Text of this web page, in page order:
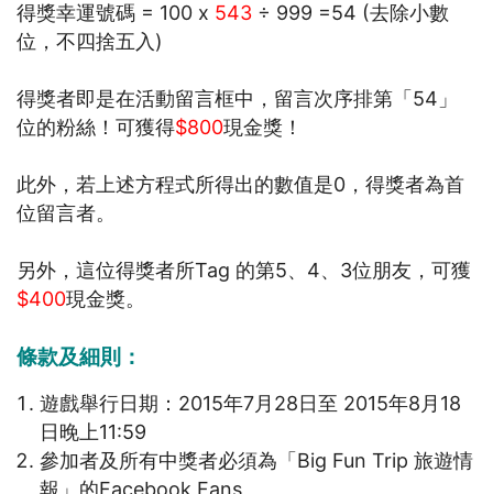
得獎幸運號碼 = 100 x 543 ÷ 999 =54 (去除小數
位，不四捨五入)
得獎者即是在活動留言框中，留言次序排第「54」
位的粉絲！可獲得$800現金獎！
此外，若上述方程式所得出的數值是0，得獎者為首
位留言者。
另外，這位得獎者所Tag 的第5、4、3位朋友，可獲
$400現金獎。
條款及細則 ：
遊戲舉行日期：2015年7月28日至 2015年8月18
日晚上11:59
參加者及所有中獎者必須為「Big Fun Trip 旅遊情
報」的Facebook Fans。